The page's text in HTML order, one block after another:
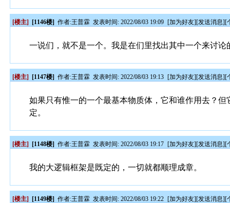
[楼主] [1146楼] 作者:王普霖 发表时间: 2022/08/03 19:09 [加为好友][发送消息][
一说们，就不是一个。我是在们里找出其中一个来讨
[楼主] [1147楼] 作者:王普霖 发表时间: 2022/08/03 19:13 [加为好友][发送消息][
如果只有惟一的一个最基本物质体，它和谁作用去？
定。
[楼主] [1148楼] 作者:王普霖 发表时间: 2022/08/03 19:17 [加为好友][发送消息][
我的大逻辑框架是既定的，一切就都顺理成章。
[楼主] [1149楼] 作者:王普霖 发表时间: 2022/08/03 19:22 [加为好友][发送消息][